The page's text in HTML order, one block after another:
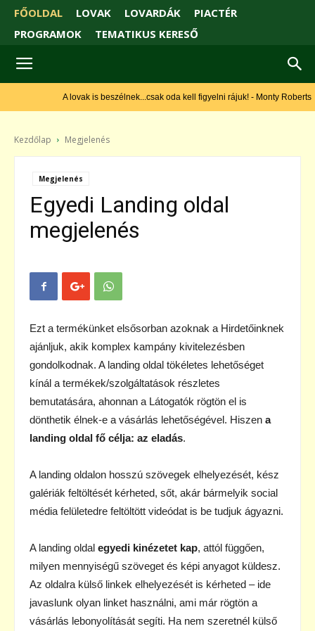
FŐOLDAL LOVAK LOVARDÁK
PIACTÉR
PROGRAMOK
TEMATIKUS KERESŐ
A lovak is beszélnek...csak oda kell figyelni rájuk! - Monty Roberts
Kezdőlap Megjelenés
Megjelenés
Egyedi Landing oldal
megjelenés
Ezt a termékünket elsősorban azoknak a Hirdetőinknek
ajánljuk, akik komplex kampány kivitelezésben
gondolkodnak. A landing oldal tökéletes lehetőséget
kínál a termékek/szolgáltatások részletes
bemutatására, ahonnan a Látogatók rögtön el is
dönthetik élnek-e a vásárlás lehetőségével. Hiszen a
landing oldal fő célja: az eladás.
A landing oldalon hosszú szövegek elhelyezését, kész
galériák feltöltését kérheted, sőt, akár bármelyik social
média felületedre feltöltött videódat is be tudjuk ágyazni.
A landing oldal egyedi kinézetet kap, attól függően,
milyen mennyiségű szöveget és képi anyagot küldesz.
Az oldalra külső linkek elhelyezését is kérheted – ide
javaslunk olyan linket használni, ami már rögtön a
vásárlás lebonyolítását segíti. Ha nem szeretnél külső